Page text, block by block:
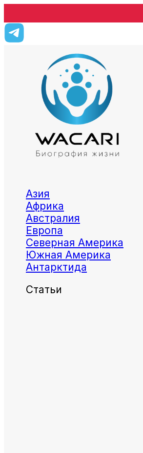
Азия
Африка
Австралия
Европа
Северная Америка
Южная Америка
Антарктида
Статьи